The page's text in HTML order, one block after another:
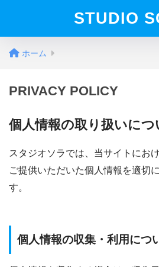
STUDIO
ホーム
PRIVACY POLICY
個人情報の取り扱いにつ
スタジオソラでは、当サイトにお
ご提供いただいた個人情報を適切
す。
個人情報の収集・利用につ